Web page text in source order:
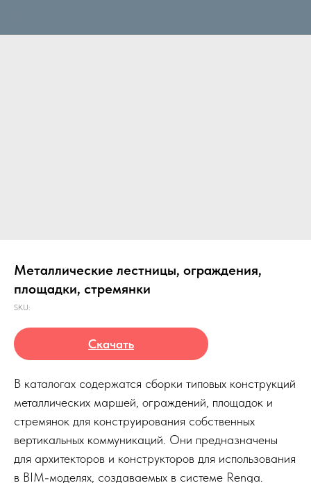
Металлические лестницы, ограждения,
площадки, стремянки
SKU:
Скачать
В каталогах содержатся сборки типовых конструкций
металлических маршей, ограждений, площадок и
стремянок для конструирования собственных
вертикальных коммуникаций. Они предназначены
для архитекторов и конструкторов для использования
в BIM-моделях, создаваемых в системе Renga.